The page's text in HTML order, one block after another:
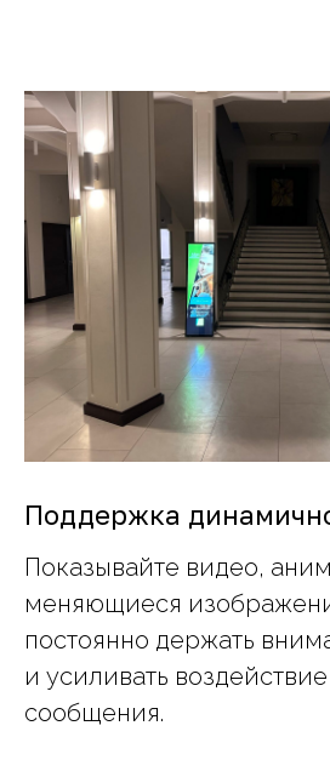
Поддержка
Показывайте видео,
меняющиеся
постоянно держать
и усиливать
сообщения.